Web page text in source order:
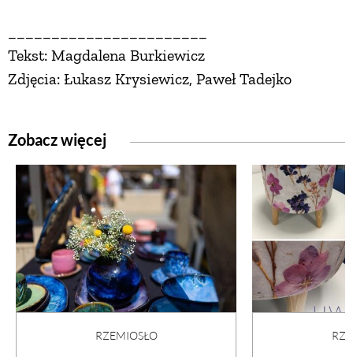
Tekst: Magdalena Burkiewicz
Zdjęcia: Łukasz Krysiewicz, Paweł Tadejko
Zobacz więcej
RZEMIOSŁO